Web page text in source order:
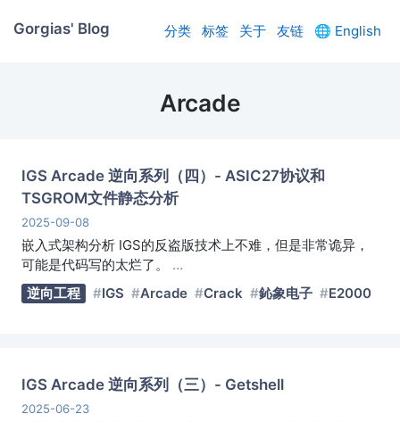
Gorgias' Blog 分类 标签 关于 友链 🌐 English
Arcade
IGS Arcade 逆向系列（四）- ASIC27协议和
TSGROM文件静态分析
2025-09-08
嵌入式架构分析 IGS的反盗版技术上不难，但是非常诡异，
可能是代码写的太烂了。 …
逆向工程
IGS Arcade Crack 鈊象电子 E2000
IGS Arcade 逆向系列（三）- Getshell
2025-06-23